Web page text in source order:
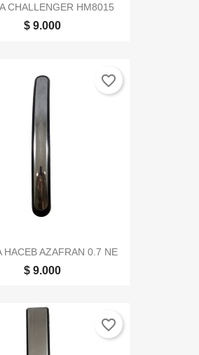
CHALLENGER HM8015
$ 9.000
HACEB AZAFRAN 0.7 NE
$ 9.000
favorite_border
favorite_border